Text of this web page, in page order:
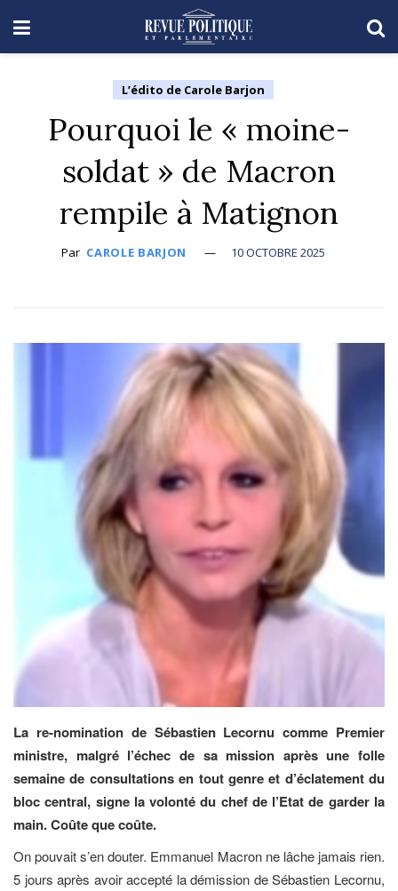
L’édito de Carole Barjon
Pourquoi le « moine-
soldat » de Macron
rempile à Matignon
Par CAROLE BARJON 10 OCTOBRE 2025
La re-nomination de Sébastien Lecornu comme Premier
ministre, malgré l’échec de sa mission après une folle
semaine de consultations en tout genre et d’éclatement du
bloc central, signe la volonté du chef de l’Etat de garder la
main. Coûte que coûte.
On pouvait s’en douter. Emmanuel Macron ne lâche jamais rien.
5 jours après avoir accepté la démission de Sébastien Lecornu,